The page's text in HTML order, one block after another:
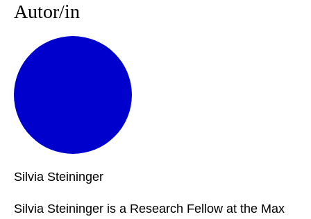
Autor/in
Silvia Steininger
Silvia Steininger is a Research Fellow at the Max